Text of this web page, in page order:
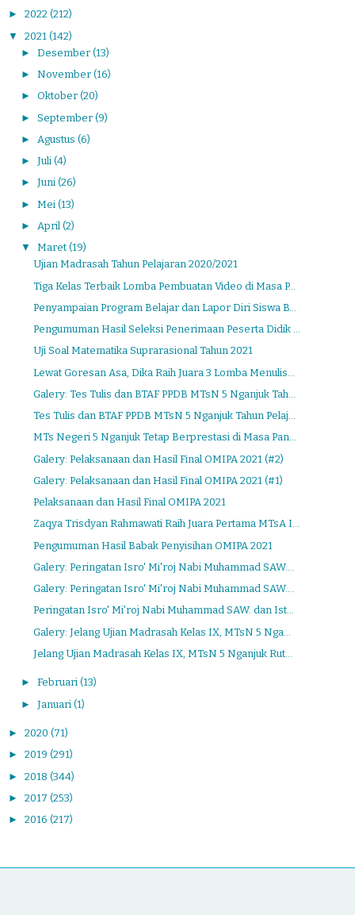
► 2022 (212)
▼ 2021 (142)
► Desember (13)
► November (16)
► Oktober (20)
► September (9)
► Agustus (6)
► Juli (4)
► Juni (26)
► Mei (13)
► April (2)
▼ Maret (19)
Ujian Madrasah Tahun Pelajaran 2020/2021
Tiga Kelas Terbaik Lomba Pembuatan Video di Masa P...
Penyampaian Program Belajar dan Lapor Diri Siswa B...
Pengumuman Hasil Seleksi Penerimaan Peserta Didik ...
Uji Soal Matematika Suprarasional Tahun 2021
Lewat Goresan Asa, Dika Raih Juara 3 Lomba Menulis...
Galery: Tes Tulis dan BTAF PPDB MTsN 5 Nganjuk Tah...
Tes Tulis dan BTAF PPDB MTsN 5 Nganjuk Tahun Pelaj...
MTs Negeri 5 Nganjuk Tetap Berprestasi di Masa Pan...
Galery: Pelaksanaan dan Hasil Final OMIPA 2021 (#2)
Galery: Pelaksanaan dan Hasil Final OMIPA 2021 (#1)
Pelaksanaan dan Hasil Final OMIPA 2021
Zaqya Trisdyan Rahmawati Raih Juara Pertama MTsA I...
Pengumuman Hasil Babak Penyisihan OMIPA 2021
Galery: Peringatan Isro' Mi'roj Nabi Muhammad SAW....
Galery: Peringatan Isro' Mi'roj Nabi Muhammad SAW....
Peringatan Isro' Mi'roj Nabi Muhammad SAW. dan Ist...
Galery: Jelang Ujian Madrasah Kelas IX, MTsN 5 Nga...
Jelang Ujian Madrasah Kelas IX, MTsN 5 Nganjuk Rut...
► Februari (13)
► Januari (1)
► 2020 (71)
► 2019 (291)
► 2018 (344)
► 2017 (253)
► 2016 (217)